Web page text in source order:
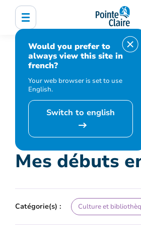
Would you prefer to
always view this site in
french?
Your web browser is set to use
English.
Switch to english
Accueil
Bibliothèque, culture,
Programmation et inscription
et activités
Mes débuts en art
Cet événement est
Mes débuts
Catégorie(s) : Culture et